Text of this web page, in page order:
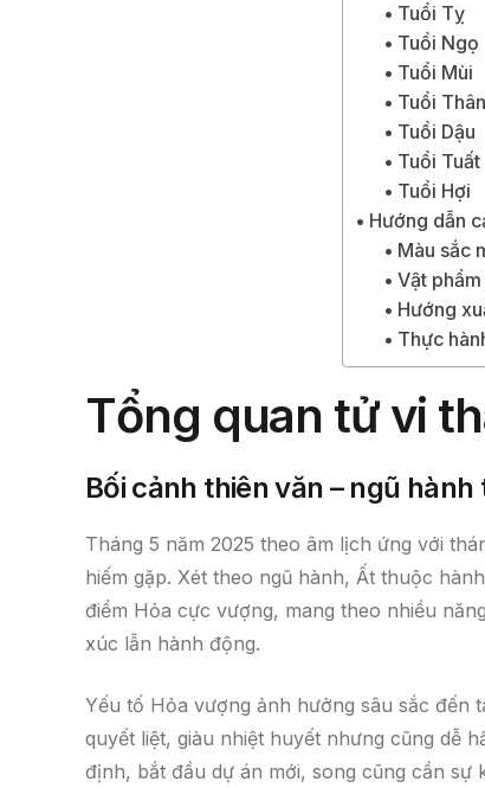
Tuổi Tỵ
Tuổi Ngọ
Tuổi Mùi
Tuổi Thân
Tuổi Dậu
Tuổi Tuất
Tuổi Hợi
Hướng dẫn
Màu sắc
Vật
Hướng
Thực
Tổng quan tử vi
Bối cảnh thiên văn – ngũ
Tháng 5 năm 2025 theo âm lịch ứng với
hiếm gặp. Xét theo ngũ hành, Ất thuộc
điểm Hỏa cực vượng, mang theo nhiều
xúc lẫn hành động.
Yếu tố Hỏa vượng ảnh hưởng sâu sắc đến
quyết liệt, giàu nhiệt huyết nhưng cũng dễ
định, bắt đầu dự án mới, song cũng cần sự